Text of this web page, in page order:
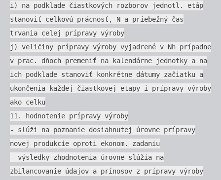
i) na podklade čiastkových rozborov jednotl. etáp
stanoviť celkovú prácnosť, N a priebežný čas
trvania celej prípravy výroby
j) veličiny prípravy výroby vyjadrené v Nh prípadne
v prac. dňoch premeniť na kalendárne jednotky a na
ich podklade stanoviť konkrétne dátumy začiatku a
ukončenia každej čiastkovej etapy i prípravy výroby
ako celku
11. hodnotenie prípravy výroby
- slúži na poznanie dosiahnutej úrovne prípravy
novej produkcie oproti ekonom. zadaniu
- výsledky zhodnotenia úrovne slúžia na
zbilancovanie údajov a prínosov z prípravy výroby